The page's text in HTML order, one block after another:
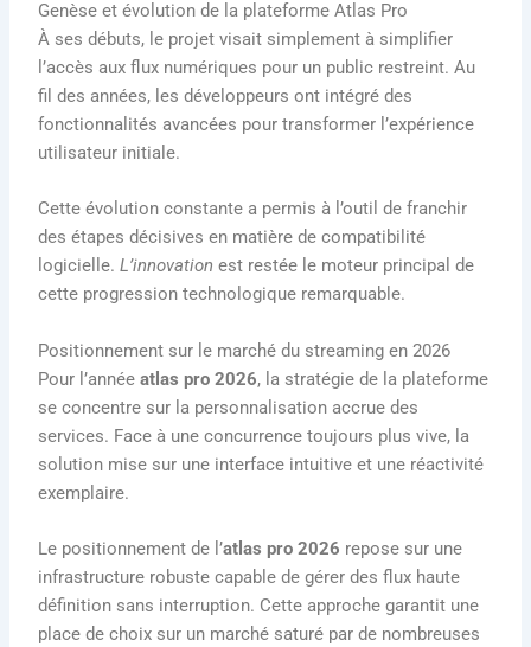
Genèse et évolution de la plateforme Atlas Pro
À ses débuts, le projet visait simplement à simplifier
l’accès aux flux numériques pour un public restreint. Au
fil des années, les développeurs ont intégré des
fonctionnalités avancées pour transformer l’expérience
utilisateur initiale.
Cette évolution constante a permis à l’outil de franchir
des étapes décisives en matière de compatibilité
logicielle.L’innovation est restée le moteur principal de
cette progression technologique remarquable.
Positionnement sur le marché du streaming en 2026
Pour l’annéeatlas pro 2026, la stratégie de la plateforme
se concentre sur la personnalisation accrue des
services. Face à une concurrence toujours plus vive, la
solution mise sur une interface intuitive et une réactivité
exemplaire.
Le positionnement de l’atlas pro 2026 repose sur une
infrastructure robuste capable de gérer des flux haute
définition sans interruption. Cette approche garantit une
place de choix sur un marché saturé par de nombreuses